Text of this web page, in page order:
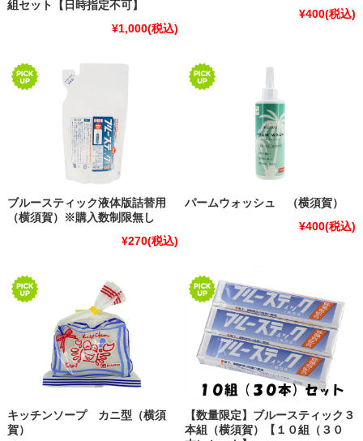
組セット【日時指定不可】
¥1,000(税込)
¥400(税込)
ブルースティック液体版詰替用
（横須賀）※購入数制限無し
¥270(税込)
パームウォッシュ （横須賀）
¥400(税込)
キッチンソープ カニ型（横須
賀）
【数量限定】ブルースティック３
本組（横須賀）【１０組（３０